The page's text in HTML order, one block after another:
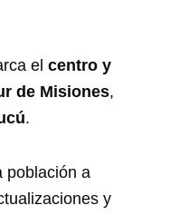
el centro y
de Misiones,
.
población a
y